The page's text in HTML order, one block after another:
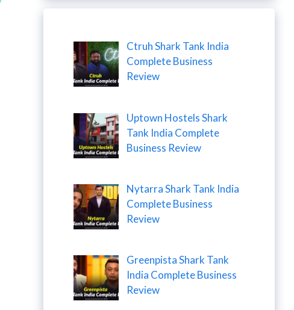
Ctruh Shark Tank India
Complete Business
Review
Uptown Hostels Shark
Tank India Complete
Business Review
Nytarra Shark Tank India
Complete Business
Review
Greenpista Shark Tank
India Complete Business
Review